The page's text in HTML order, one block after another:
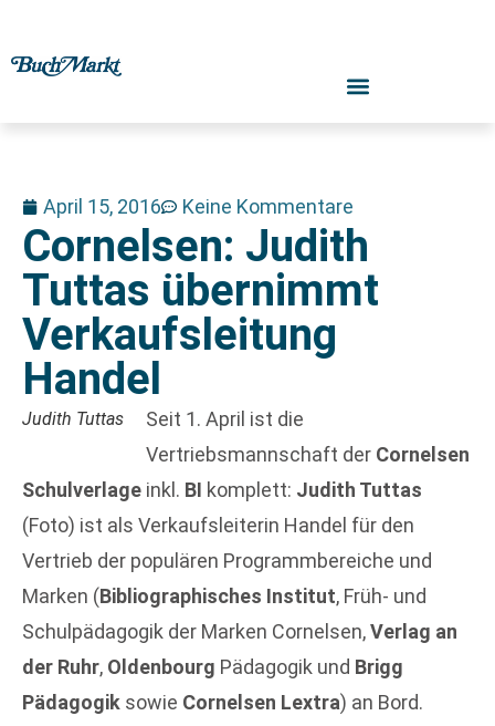
April 15, 2016 Keine Kommentare
Cornelsen: Judith
Tuttas übernimmt
Verkaufsleitung
Handel
Judith Tuttas
Seit 1. April ist die
Vertriebsmannschaft der Cornelsen
Schulverlage inkl. BI komplett: Judith Tuttas
(Foto) ist als Verkaufsleiterin Handel für den
Vertrieb der populären Programmbereiche und
Marken (Bibliographisches Institut, Früh- und
Schulpädagogik der Marken Cornelsen,Verlag an
der Ruhr, Oldenbourg Pädagogik und Brigg
Pädagogik sowie Cornelsen Lextra) an Bord.